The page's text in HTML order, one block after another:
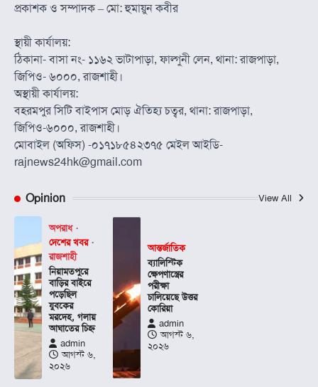
প্রকাশক ও সম্পাদক – মো: হুমায়ুন কবীর
স্থায়ী কার্যালয়:
ঠিকানা- বাসা নং- ১১৬২ ভাটাপাড়া, ফাল্গুনী লেন, থানা: রাজপাড়া,
জিপিও- ৬০০০, রাজশাহী।
অস্থায়ী কার্যালয়:
বহরমপুর সিটি বাইপাস মোড় ঐতিহ্য চত্বর, থানা: রাজপাড়া,
জিপিও-৬০০০, রাজশাহী।
মোবাইল (অফিস) -০১৭১৮৫৪২৩৭৫ মেইল আইডি-
rajnews24hk@gmail.com
Opinion View All
অপরাধ
দেশের খবর
রাজশাহী
নিয়ামতপুরে
বাড়ির বাইরে
পড়েছিল
যুবকের
মরদেহ, গলায়
আঘাতের চিহ্ন
admin
আগস্ট ৬,
২০২৬
আন্তর্জাতিক
ব্যালিস্টিক
ক্ষেপণাস্ত্রের
পরীক্ষা
চালিয়েছে উত্তর
কোরিয়া
admin
আগস্ট ৬,
২০২৬